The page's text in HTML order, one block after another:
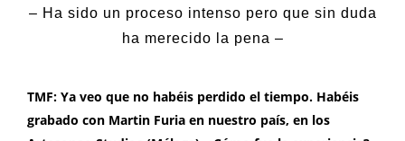
– Ha sido un proceso intenso pero que sin duda
ha merecido la pena –
TMF: Ya veo que no habéis perdido el tiempo. Habéis
grabado con Martin Furia en nuestro país, en los